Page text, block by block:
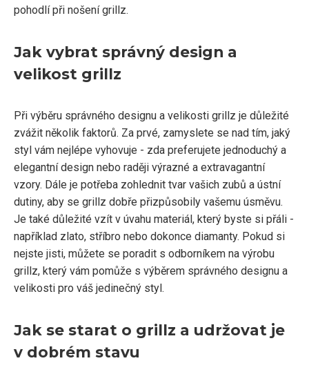
pohodlí při nošení grillz.
Jak vybrat správný design a
velikost grillz
Při výběru správného designu a velikosti grillz je důležité
zvážit několik faktorů. Za prvé, zamyslete se nad tím, jaký
styl vám nejlépe vyhovuje - zda preferujete jednoduchý a
elegantní design nebo raději výrazné a extravagantní
vzory. Dále je potřeba zohlednit tvar vašich zubů a ústní
dutiny, aby se grillz dobře přizpůsobily vašemu úsměvu.
Je také důležité vzít v úvahu materiál, který byste si přáli -
například zlato, stříbro nebo dokonce diamanty. Pokud si
nejste jisti, můžete se poradit s odborníkem na výrobu
grillz, který vám pomůže s výběrem správného designu a
velikosti pro váš jedinečný styl.
Jak se starat o grillz a udržovat je
v dobrém stavu